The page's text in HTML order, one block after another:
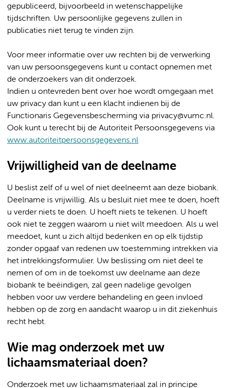
gepubliceerd, bijvoorbeeld in wetenschappelijke
tijdschriften. Uw persoonlijke gegevens zullen in
publicaties niet terug te vinden zijn.
Voor meer informatie over uw rechten bij de verwerking
van uw persoonsgegevens kunt u contact opnemen met
de onderzoekers van dit onderzoek.
Indien u ontevreden bent over hoe wordt omgegaan met
uw privacy dan kunt u een klacht indienen bij de
Functionaris Gegevensbescherming via privacy@vumc.nl.
Ook kunt u terecht bij de Autoriteit Persoonsgegevens via
www.autoriteitpersoonsgegevens.nl
Vrijwilligheid van de deelname
U beslist zelf of u wel of niet deelneemt aan deze biobank.
Deelname is vrijwillig. Als u besluit niet mee te doen, hoeft
u verder niets te doen. U hoeft niets te tekenen. U hoeft
ook niet te zeggen waarom u niet wilt meedoen. Als u wel
meedoet, kunt u zich altijd bedenken en op elk tijdstip
zonder opgaaf van redenen uw toestemming intrekken via
het intrekkingsformulier. Uw beslissing om niet deel te
nemen of om in de toekomst uw deelname aan deze
biobank te beëindigen, zal geen nadelige gevolgen
hebben voor uw verdere behandeling en geen invloed
hebben op de zorg en aandacht waarop u in dit ziekenhuis
recht hebt.
Wie mag onderzoek met uw
lichaamsmateriaal doen?
Onderzoek met uw lichaamsmateriaal zal in principe